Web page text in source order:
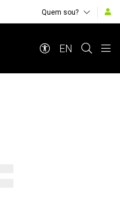
Quem sou?
EN